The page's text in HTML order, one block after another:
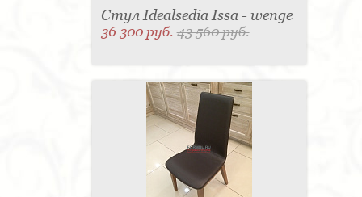
Стул Idealsedia Issa - wenge
36 300 руб.43 560 руб.